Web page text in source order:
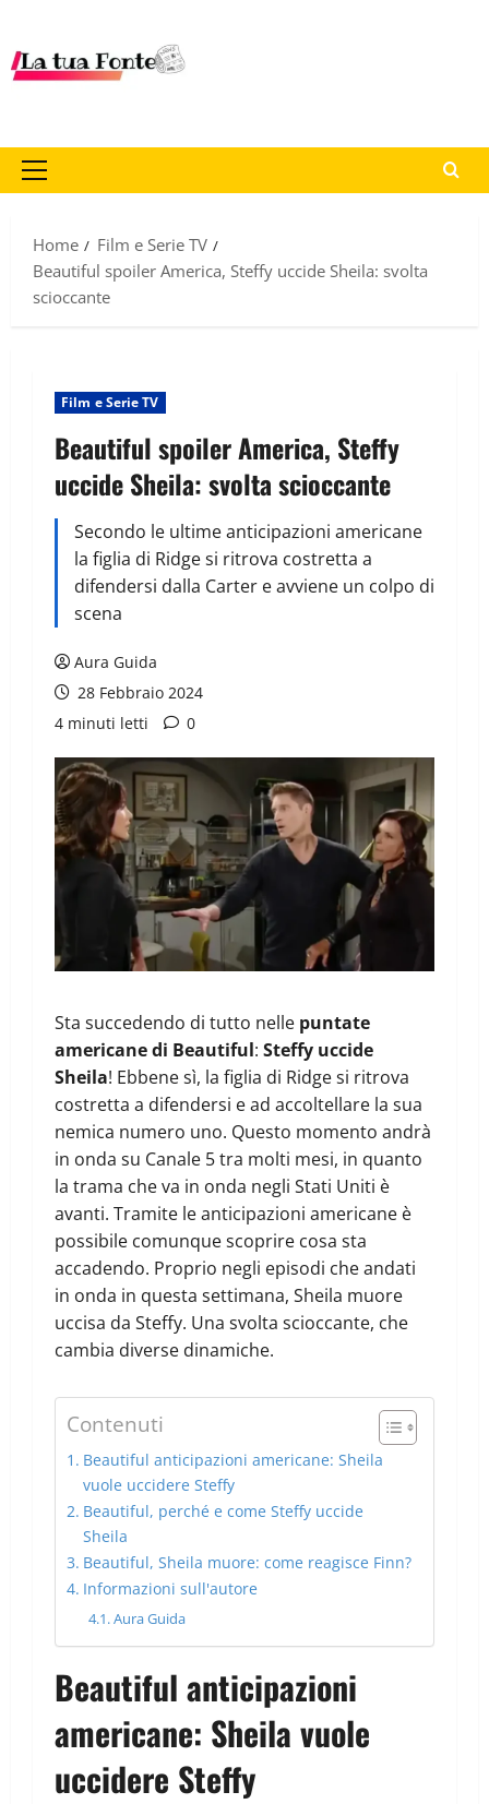
Home
Film e Serie TV
Beautiful spoiler America, Steffy uccide Sheila: svolta
scioccante
Film e Serie TV
Beautiful spoiler America, Steffy
uccide Sheila: svolta scioccante
Secondo le ultime anticipazioni americane
la figlia di Ridge si ritrova costretta a
difendersi dalla Carter e avviene un colpo di
scena
Aura Guida
28 Febbraio 2024
4 minuti letti
0
Sta succedendo di tutto nelle puntate
americane di Beautiful: Steffy uccide
Sheila! Ebbene sì, la figlia di Ridge si ritrova
costretta a difendersi e ad accoltellare la sua
nemica numero uno. Questo momento andrà
in onda su Canale 5 tra molti mesi, in quanto
la trama che va in onda negli Stati Uniti è
avanti. Tramite le anticipazioni americane è
possibile comunque scoprire cosa sta
accadendo. Proprio negli episodi che andati
in onda in questa settimana, Sheila muore
uccisa da Steffy. Una svolta scioccante, che
cambia diverse dinamiche.
Contenuti
Beautiful anticipazioni americane: Sheila
vuole uccidere Steffy
Beautiful, perché e come Steffy uccide
Sheila
Beautiful, Sheila muore: come reagisce Finn?
Informazioni sull'autore
Aura Guida
Beautiful anticipazioni
americane: Sheila vuole
uccidere Steffy